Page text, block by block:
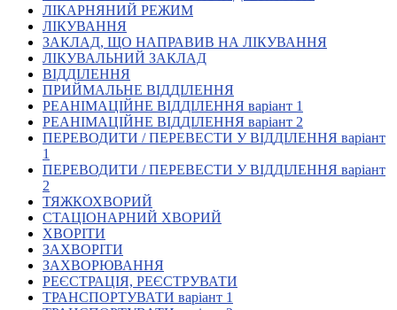
Працевлаштування
Про глухих
Постаті в УТОГ
Все про УТОГ: ваші права, послуги та підтримка:
Важлива інформація
Благодійні справи
Історія глухих
Коронавірус
Брифінги
Офіційна інформація
Про УТОГ
Керівництво УТОГ
Громадські ради УТОГ ⩺
Всеукраїнська Рада голів обласних
організацій УТОГ
Всеукраїнська Рада ветеранів УТОГ
ЛІКАРНЯНИЙ РЕЖИМ
ЛІКУВАННЯ
ЗАКЛАД, ЩО НАПРАВИВ НА ЛІКУВАННЯ
ЛІКУВАЛЬНИЙ ЗАКЛАД
ВІДДІЛЕННЯ
ПРИЙМАЛЬНЕ ВІДДІЛЕННЯ
РЕАНІМАЦІЙНЕ ВІДДІЛЕННЯ варіант 1
РЕАНІМАЦІЙНЕ ВІДДІЛЕННЯ варіант 2
ПЕРЕВОДИТИ / ПЕРЕВЕСТИ У ВІДДІЛЕННЯ варіант
1
ПЕРЕВОДИТИ / ПЕРЕВЕСТИ У ВІДДІЛЕННЯ варіант
2
ТЯЖКОХВОРИЙ
СТАЦІОНАРНИЙ ХВОРИЙ
ХВОРІТИ
ЗАХВОРІТИ
ЗАХВОРЮВАННЯ
РЕЄСТРАЦІЯ, РЕЄСТРУВАТИ
ТРАНСПОРТУВАТИ варіант 1